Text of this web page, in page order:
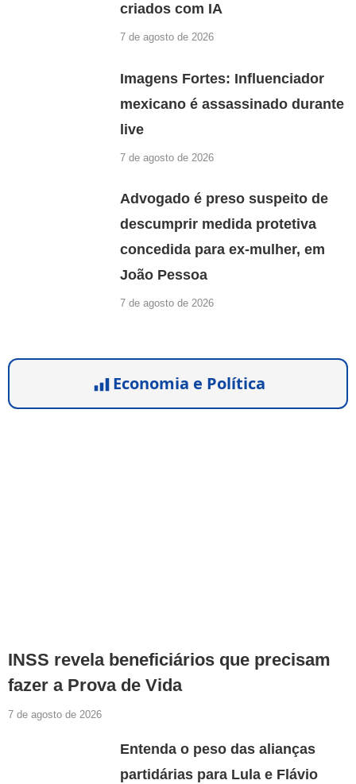
criados com IA
7 de agosto de 2026
Imagens Fortes: Influenciador
mexicano é assassinado durante
live
7 de agosto de 2026
Advogado é preso suspeito de
descumprir medida protetiva
concedida para ex-mulher, em
João Pessoa
7 de agosto de 2026
Economia e Política
INSS revela beneficiários que precisam
fazer a Prova de Vida
7 de agosto de 2026
Entenda o peso das alianças
partidárias para Lula e Flávio